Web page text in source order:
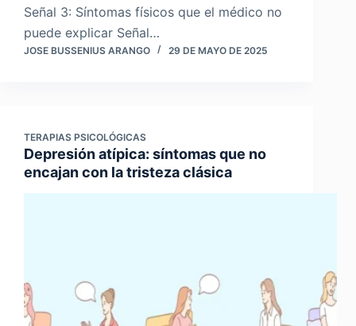
Señal 3: Síntomas físicos que el médico no
puede explicar Señal…
JOSE BUSSENIUS ARANGO 29 DE MAYO DE 2025
TERAPIAS PSICOLÓGICAS
Depresión atípica: síntomas que no
encajan con la tristeza clásica